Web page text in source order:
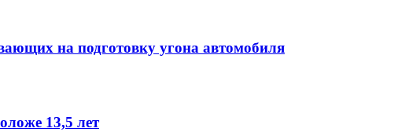
на подготовку угона автомобиля
13,5 лет